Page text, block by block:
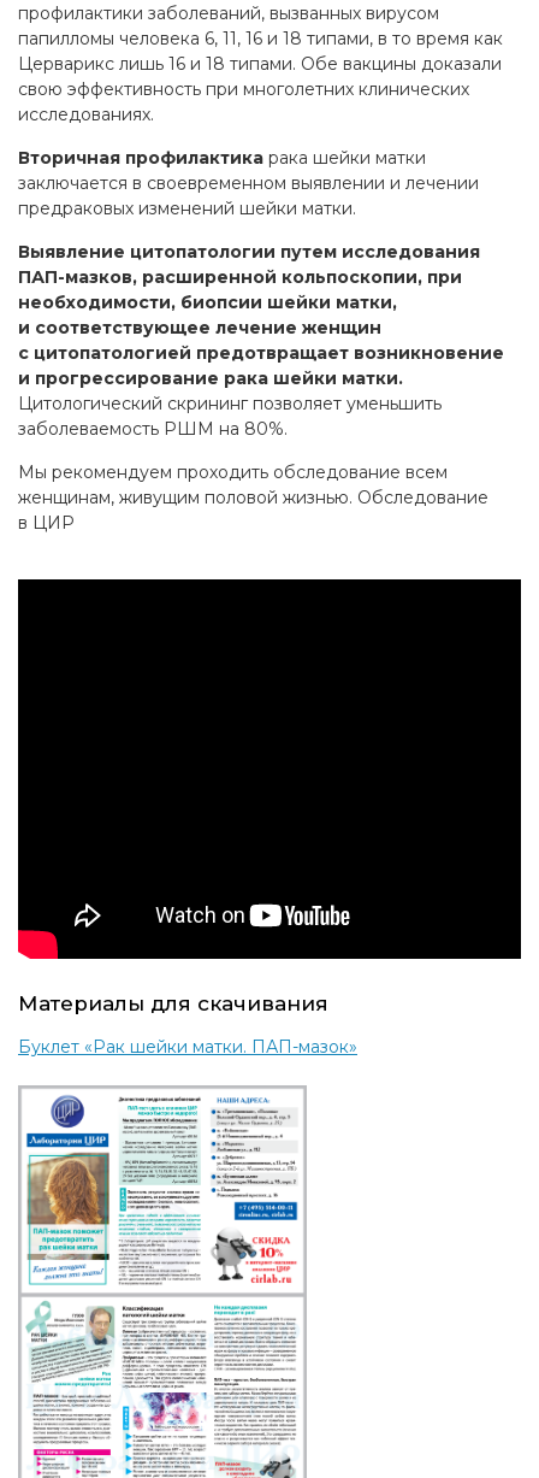
профилактики заболеваний, вызванных вирусом
папилломы человека 6, 11, 16 и 18 типами, в то время как
Церварикс лишь 16 и 18 типами. Обе вакцины доказали
свою эффективность при многолетних клинических
исследованиях.
Вторичная профилактика рака шейки матки
заключается в своевременном выявлении и лечении
предраковых изменений шейки матки.
Выявление цитопатологии путем исследования
ПАП-мазков, расширенной кольпоскопии, при
необходимости, биопсии шейки матки,
и соответствующее лечение женщин
с цитопатологией предотвращает возникновение
и прогрессирование рака шейки матки.
Цитологический скрининг позволяет уменьшить
заболеваемость РШМ на 80%.
Мы рекомендуем проходить обследование всем
женщинам, живущим половой жизнью. Обследование
в ЦИР
Материалы для скачивания
Буклет «Рак шейки матки. ПАП-мазок»